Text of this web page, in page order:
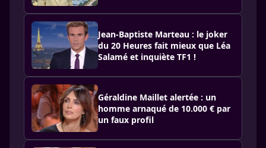
Jean-Baptiste Marteau : le joker
du 20 Heures fait mieux que Léa
Salamé et inquiète TF1 !
Géraldine Maillet alertée : un
homme arnaqué de 10.000 € par
un faux profil